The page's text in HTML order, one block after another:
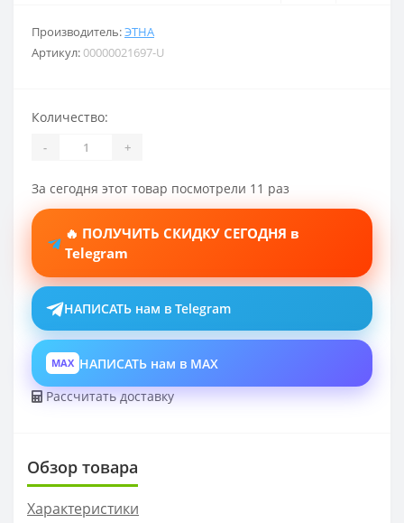
Производитель:ЭТНА
Артикул:00000021697-U
Количество:
- +
За сегодня этот товар посмотрели 11 раз
🔥 ПОЛУЧИТЬ СКИДКУ СЕГОДНЯ в
Telegram
НАПИСАТЬ нам в Telegram
MAX НАПИСАТЬ нам в MAX
Рассчитать доставку
Обзор товара
Характеристики